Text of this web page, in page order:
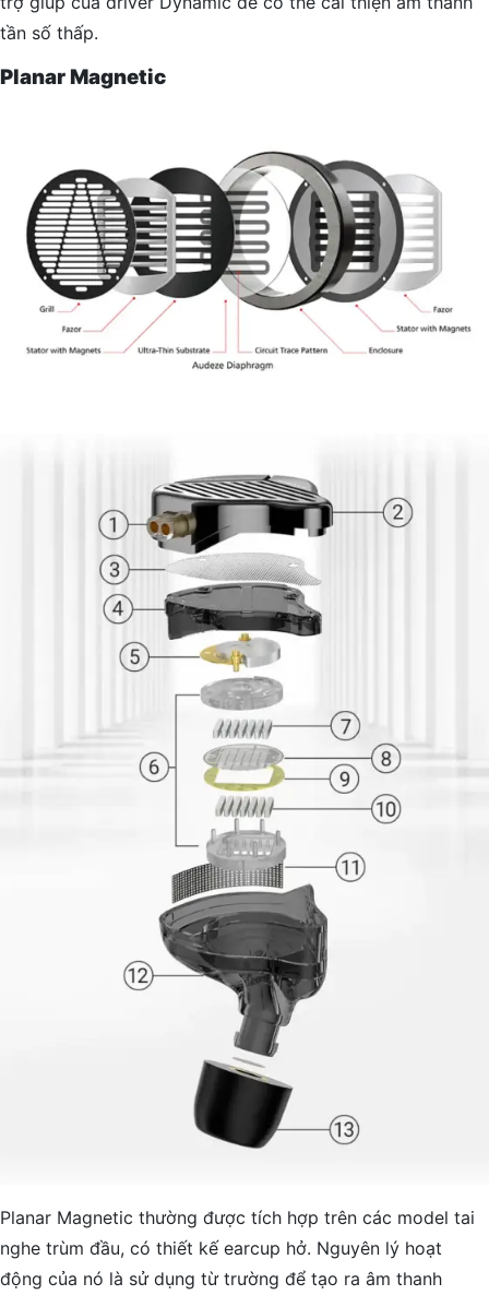
tần số thấp.
Planar Magnetic
Planar Magnetic thường được tích hợp trên các model tai
nghe trùm đầu, có thiết kế earcup hở. Nguyên lý hoạt
động của nó là sử dụng từ trường để tạo ra âm thanh